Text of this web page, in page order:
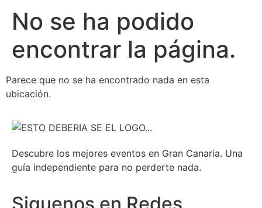
No se ha podido
encontrar la página.
Parece que no se ha encontrado nada en esta
ubicación.
Descubre los mejores eventos en Gran Canaria. Una
guía independiente para no perderte nada.